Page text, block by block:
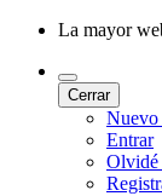
La mayor
Cerrar
Nuevo
Entrar
Olvidé